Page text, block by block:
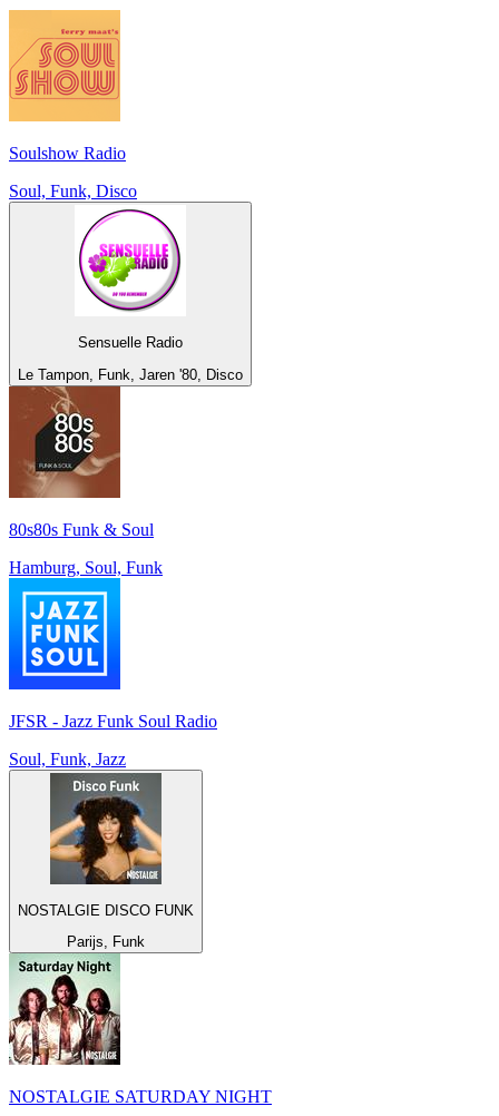
Soulshow Radio
Soul, Funk, Disco
Sensuelle Radio
Le Tampon, Funk, Jaren '80, Disco
80s80s Funk & Soul
Hamburg, Soul, Funk
JFSR - Jazz Funk Soul Radio
Soul, Funk, Jazz
NOSTALGIE DISCO FUNK
Parijs, Funk
NOSTALGIE SATURDAY NIGHT